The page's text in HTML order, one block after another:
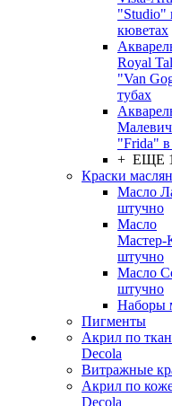
"Studio"
кюветах
Royal
"Van
тубах
"Frida" в
+ ЕЩЕ 1
Краски
Масло
штучно
Масло
Мастер-
штучно
Масло
штучно
Наборы
Пигменты
Акрил по
Decola
Витражные
Акрил по
Decola